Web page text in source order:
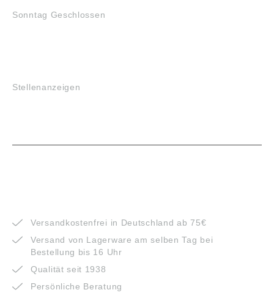
Sonntag Geschlossen
Stellenanzeigen
Versandkostenfrei in Deutschland ab 75€
Versand von Lagerware am selben Tag bei
Bestellung bis 16 Uhr
Qualität seit 1938
Persönliche Beratung